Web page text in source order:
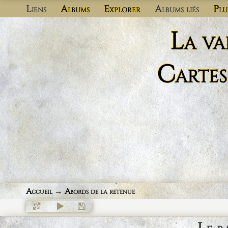
Liens Albums Explorer Albums liés
La
Accueil→Abords de la retenue